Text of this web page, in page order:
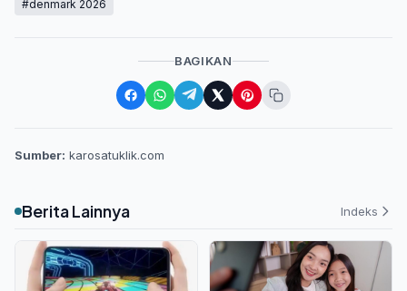
#denmark 2026
BAGIKAN
Sumber: karosatuklik.com
Berita Lainnya Indeks